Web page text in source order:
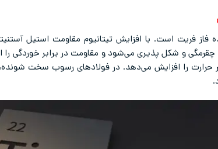
فاز فریت است. با افزایش تیتانیوم مقاومت استیل
چقرمگی و شکل پذیری می‌شود و مقاومت در برابر خوردگی را
حرارت را افزایش می‌دهد. در فولادهای رسوب سخت شونده،